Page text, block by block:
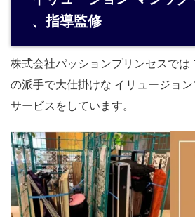
、指導監修
株式会社パッションプリンセスでは
の派手で大仕掛けな イリュージョ
サービスをしています。